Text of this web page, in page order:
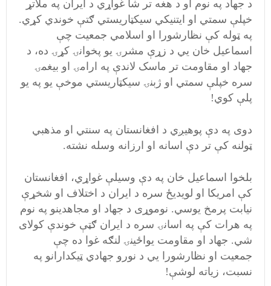
د جهاد په نوم او د هغه تر شا غواړي د ایران په ملاتړ
خپلې سمتي او ایتنیکي سیکټاریستي ګتې خوندي کړي.
په ټوله کې نظارشورا او اسلامي جمعیت چې
اسماعیل خان يي د زړې مشرۍ یو پخوانۍ کړۍ ده، د
جهاد او مقاومت تر ماسک لاندې په ارامۍ او بیغمۍ
سره خپلې سمتي او ژبنۍ سیکټاریستي موخې یو په یو
پلې کوي!
دوی په دې پوهیږي د افغانستان په سنتي او مذهبي
ټولنه کې تر دې اسانه او ارزانه وسله نشته.
بلخوا اسماعیل خان په دې وسیلې غواړي، افغانستان
کې امریکا او لویدیځ سره د ایران د اختلاف او شخړې
نیابت پرمخ یوسي. نوموړی د جهاد او مجاهدینو په نوم
په هرات کې په اسانۍ سره د ایران ګټې خوندې کولای
شي. جهاد او مقاومت یواځینۍ لنګه غوا ده چې
جمعیت او نظارشورا يي د نورو جهادي ټیکدارانو په
نسبت، زیاته لوشې!